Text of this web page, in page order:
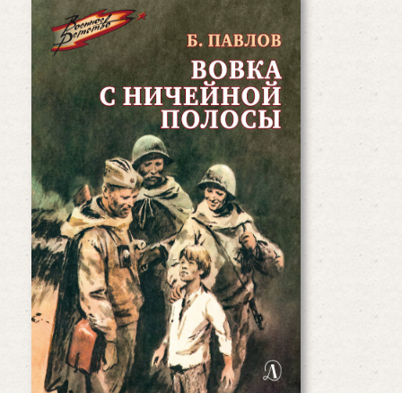
Павлов, Б. П. Вовка с
ничейной полосы : рассказы
: [для среднего школьного
возраста]. — Москва, 2023.
— 70, [2] с. (Военное
детство)
Во вражеском тылу отважные
мальчишки наблюдают за врагом.
От зоркого глаза не укроется ни
расположение войск, ни их
численность. Они готовы с риском
для жизни…
Читать дальше